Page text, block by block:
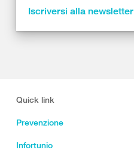
Iscriversi alla newsletter
Quick link
Prevenzione
Infortunio